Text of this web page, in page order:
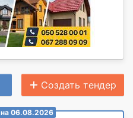
Создать тендер
на 06.08.2026